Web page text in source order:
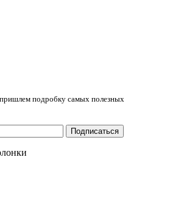
подробку самых полезных
Подписаться